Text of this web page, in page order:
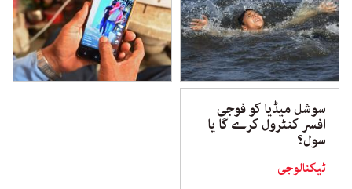
سوشل میڈیا کو فوجی
افسر کنٹرول کرے گا یا
سول؟
ٹیکنالوجی